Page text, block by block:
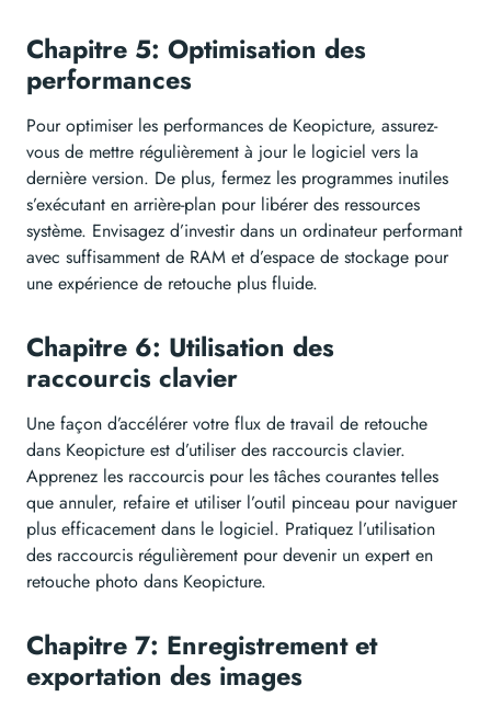
Chapitre 5: Optimisation des
performances
Pour optimiser les performances de Keopicture, assurez-
vous de mettre régulièrement à jour le logiciel vers la
dernière version. De plus, fermez les programmes inutiles
s’exécutant en arrière-plan pour libérer des ressources
système. Envisagez d’investir dans un ordinateur performant
avec suffisamment de RAM et d’espace de stockage pour
une expérience de retouche plus fluide.
Chapitre 6: Utilisation des
raccourcis clavier
Une façon d’accélérer votre flux de travail de retouche
dans Keopicture est d’utiliser des raccourcis clavier.
Apprenez les raccourcis pour les tâches courantes telles
que annuler, refaire et utiliser l’outil pinceau pour naviguer
plus efficacement dans le logiciel. Pratiquez l’utilisation
des raccourcis régulièrement pour devenir un expert en
retouche photo dans Keopicture.
Chapitre 7: Enregistrement et
exportation des images